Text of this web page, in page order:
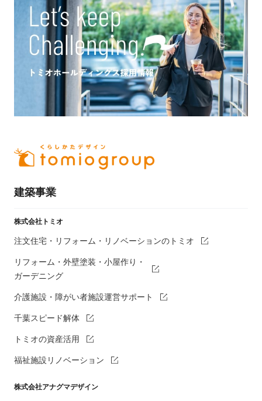
建築事業
株式会社トミオ
注文住宅・リフォーム・リノベーションのトミオ
リフォーム・外壁塗装・小屋作り・
ガーデニング
介護施設・障がい者施設運営サポート
千葉スピード解体
トミオの資産活用
福祉施設リノベーション
株式会社アナグマデザイン